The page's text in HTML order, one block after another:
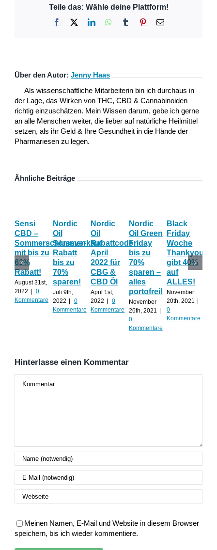
Teile das: Wähle deine Plattform!
Facebook LinkedInWhatsApp
Tumblr Pinterest
E-
Über den Autor: Jenny Haas
Als wissenschaftliche Mitarbeiterin bin ich durchaus in
der Lage, das Wirken von THC, CBD & Cannabinoiden
richtig einzuschätzen. Mein Wissen darum, gebe ich gerne
an alle Menschen weiter, die lieber auf natürliche Heilmittel
setzen, als ihr Geld & Ihre Gesundheit in die Hände der
Pharmariesen zu legen.
Ähnliche Beiträge
Sensi
CBD –
Sommerschlussverkauf
mit bis zu
63%
Rabatt!
August 31st,
2022
0
Kommentare
Nordic
Oil
Sommer-
Rabatt
bis zu
70%
sparen!
Juli 9th,
2022
0
Kommentare
Nordic
Oil
Rabattcode
April
2022 für
CBG &
CBD Öl
April 1st,
2022
0
Kommentare
Nordic
Oil Green
Friday
bis zu
70%
sparen –
alles
portofrei!
November
26th, 2021
0
Kommentare
Black
Friday
Woche
gibt 40%
auf
ALLES!
November
20th, 2021
0
Kommentare
Hinterlasse einen Kommentar
Meinen Namen, E-Mail und Website in diesem Browser
speichern, bis ich wieder kommentiere.